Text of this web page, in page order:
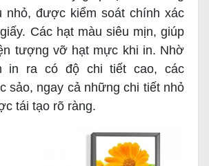
nhỏ, được kiểm soát chính xác
Các hạt màu siêu mịn, giúp
tượng vỡ hạt mực khi in. Nhờ
in ra có độ chi tiết cao, các
sảo, ngay cả những chi tiết nhỏ
tái tạo rõ ràng.